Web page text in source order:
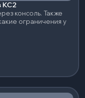
КС2
консоль. Также
ограничения у